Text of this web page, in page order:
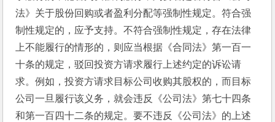
法》关于股份回购或者盈利分配等强制性规定。符合强
制性规定的，应予支持。不符合强制性规定，存在法律
上不能履行的情形的，则应当根据《合同法》第一百一
十条的规定，驳回投资方请求履行上述约定的诉讼请
求。例如，投资方请求目标公司收购其股权的，而目标
公司一旦履行该义务，就会违反《公司法》第七十四条
和第一百四十二条的规定。要不违反《公司法》的上述